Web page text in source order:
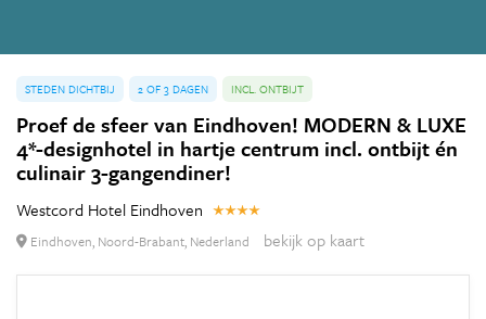
STEDEN DICHTBIJ 2 OF 3 DAGEN INCL. ONTBIJT
Proef de sfeer van Eindhoven! MODERN & LUXE
4*-designhotel in hartje centrum incl. ontbijt én
culinair 3-gangendiner!
Westcord Hotel Eindhoven
Eindhoven, Noord-Brabant, Nederland bekijk op kaart